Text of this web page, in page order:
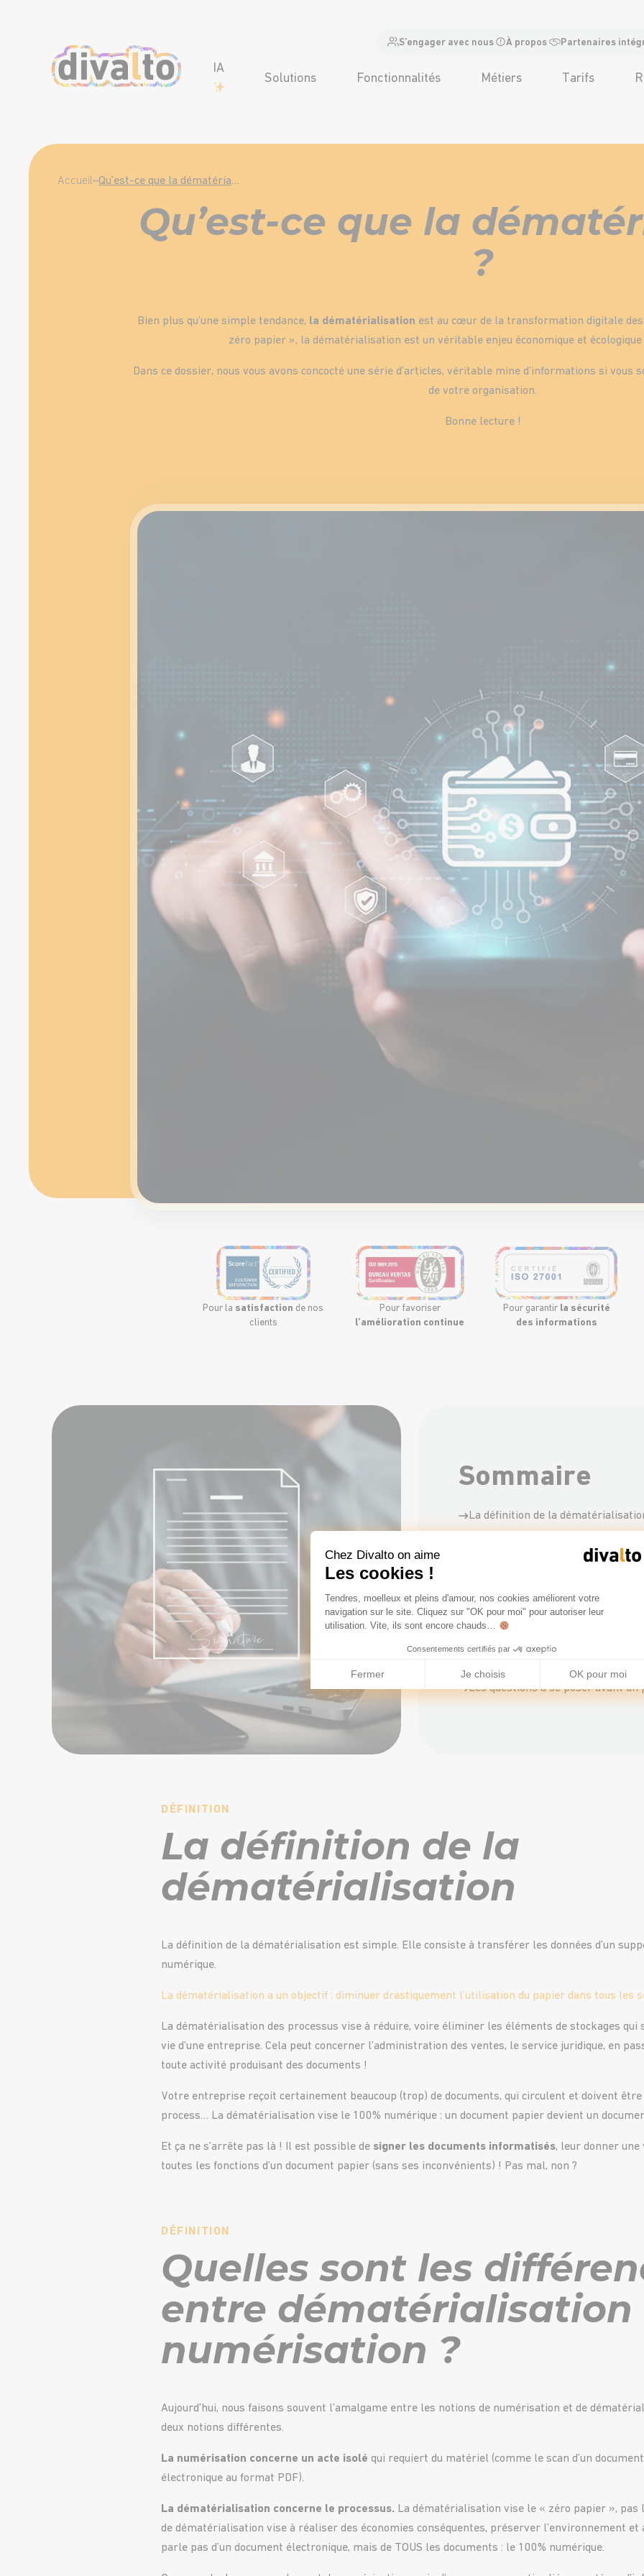
IA
Solutions Fonctionnalités Métiers Tarifs
S’engager avec nous À propos Partenaires
Accueil– Qu’est-ce que la dématérialisation ?
Qu’est-ce que la
?
Bien plus qu’une simple tendance, la dématérialisation est au cœur de la transformation digitale
zéro papier », la dématérialisation est un véritable enjeu économique et
Dans ce dossier, nous vous avons concocté une série d’articles, véritable mine d’informations si
de votre organisation.
Bonne lecture !
Pour la satisfaction de nos
clients
Pour favoriser
l’amélioration continue
Pour garantir la sécurité
des informations
Sommaire
La définition de la
Les différences entre
Les avantages de la
Les enjeux de la
La dématérialisation, une avancée
La dématérialisation, un projet
Les questions à se poser avant
DÉFINITION
La définition de la
dématérialisation
La définition de la dématérialisation est simple. Elle consiste à transférer les données d’un
numérique.
La dématérialisation a un objectif : diminuer drastiquement l’utilisation du papier dans tous les
La dématérialisation des processus vise à réduire, voire éliminer les éléments de stockages qui
vie d’une entreprise. Cela peut concerner l’administration des ventes, le service juridique, en
toute activité produisant des documents !
Votre entreprise reçoit certainement beaucoup (trop) de documents, qui circulent et doivent
process… La dématérialisation vise le 100% numérique : un document papier devient un
Et ça ne s’arrête pas là ! Il est possible de signer les documents informatisés, leur donner
toutes les fonctions d’un document papier (sans ses inconvénients) ! Pas mal, non ?
DÉFINITION
Quelles sont les
entre dématérialisation
numérisation ?
Aujourd’hui, nous faisons souvent l’amalgame entre les notions de numérisation et de
deux notions différentes.
La numérisation concerne un acte isolé qui requiert du matériel (comme le scan d’un
électronique au format PDF).
La dématérialisation concerne le processus. La dématérialisation vise le « zéro papier », pas
de dématérialisation vise à réaliser des économies conséquentes, préserver l’environnement
parle pas d’un document électronique, mais de TOUS les documents : le 100% numérique.
Chez Divalto on aime
Les cookies !
Plateforme de Gestion du
Tendres, moelleux et pleins d'amour, nos cookies améliorent votre
navigation sur le site. Cliquez sur "OK pour moi" pour autoriser leur
utilisation. Vite, ils sont encore chauds…
Consentements certifiés par
Fermer Je choisis OK pour moi
Axeptio consent